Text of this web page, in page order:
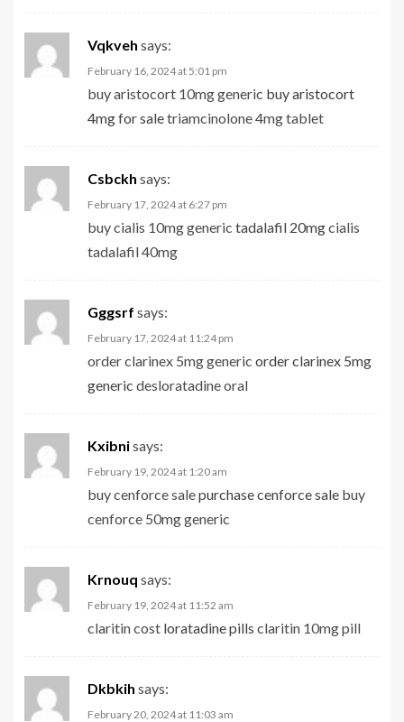
Vqkveh says:
February 16, 2024 at 5:01 pm
buy aristocort 10mg generic buy aristocort
4mg for saletriamcinolone 4mg tablet
Csbckh says:
February 17, 2024 at 6:27 pm
buy cialis 10mg generic tadalafil 20mgcialis
tadalafil 40mg
Gggsrf says:
February 17, 2024 at 11:24 pm
order clarinex 5mg generic order clarinex 5mg
generic desloratadine oral
Kxibnisays:
February 19, 2024 at 1:20 am
buy cenforce salepurchase cenforce sale buy
cenforce 50mg generic
Krnouq says:
February 19, 2024 at 11:52 am
claritin cost loratadine pills claritin 10mg pill
Dkbkih says:
February 20, 2024 at 11:03 am